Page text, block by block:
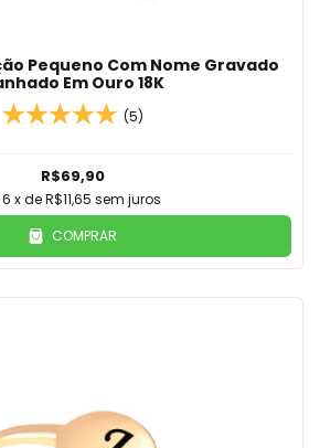
Pequeno Com Nome Gravado
Em Ouro 18K
(5)
R$69,90
6 x deR$11,65 sem juros
COMPRAR